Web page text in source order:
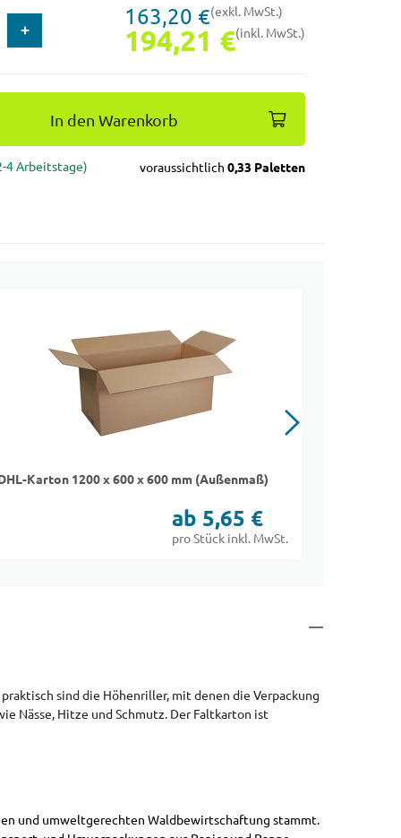
163,20 €(exkl. MwSt.)
194,21 €(inkl. MwSt.)
In den Warenkorb
4 Arbeitstage) voraussichtlich 0,33 Paletten
Karton 1200 x 600 x 600 mm (Außenmaß)
ab 5,65 €
pro Stück inkl. MwSt.
sind die Höhenriller, mit denen die Verpackung
Nässe, Hitze und Schmutz. Der Faltkarton ist
und umweltgerechten Waldbewirtschaftung stammt.